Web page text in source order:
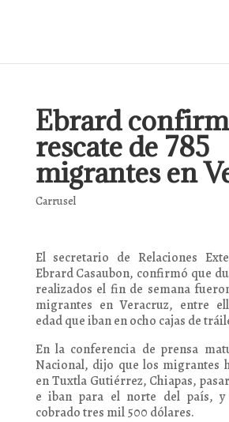
Ebrard
rescate de 785
migrantes en
Carrusel
El secretario de Relaciones
Ebrard Casaubon, confirmó que
realizados el fin de semana
migrantes en Veracruz, entre
edad que iban en ocho cajas de
En la conferencia de prensa
Nacional, dijo que los migrantes
en Tuxtla Gutiérrez, Chiapas,
e iban para el norte del país, y
cobrado tres mil 500 dólares.